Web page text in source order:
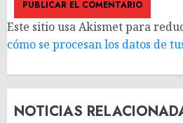
Este sitio usa Akismet para
cómo se procesan los datos de
NOTICIAS